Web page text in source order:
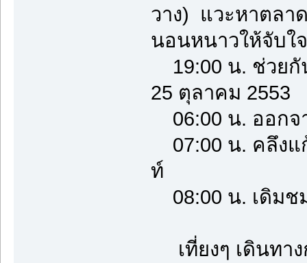
วาง) แวะหาตลา
นอนหนาวให้จับใจ
19:00 น. ช่วยกั
25 ตุลาคม 2553
06:00 น. ออกจ
07:00 น. คลึงแ
ท์
08:00 น. เดิมช
เที่ยงๆ เดินทา